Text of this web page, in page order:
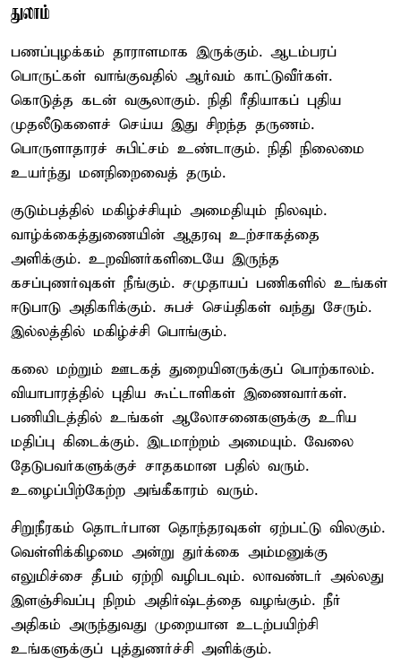
துலாம்
பணப்புழக்கம் தாராளமாக இருக்கும். ஆடம்பரப்
பொருட்கள் வாங்குவதில் ஆர்வம் காட்டுவீர்கள்.
கொடுத்த கடன் வசூலாகும். நிதி ரீதியாகப் புதிய
முதலீடுகளைச் செய்ய இது சிறந்த தருணம்.
பொருளாதாரச் சுபிட்சம் உண்டாகும். நிதி நிலைமை
உயர்ந்து மனநிறைவைத் தரும்.
குடும்பத்தில் மகிழ்ச்சியும் அமைதியும் நிலவும்.
வாழ்க்கைத்துணையின் ஆதரவு உற்சாகத்தை
அளிக்கும். உறவினர்களிடையே இருந்த
கசப்புணர்வுகள் நீங்கும். சமுதாயப் பணிகளில் உங்கள்
ஈடுபாடு அதிகரிக்கும். சுபச் செய்திகள் வந்து சேரும்.
இல்லத்தில் மகிழ்ச்சி பொங்கும்.
கலை மற்றும் ஊடகத் துறையினருக்குப் பொற்காலம்.
வியாபாரத்தில் புதிய கூட்டாளிகள் இணைவார்கள்.
பணியிடத்தில் உங்கள் ஆலோசனைகளுக்கு உரிய
மதிப்பு கிடைக்கும். இடமாற்றம் அமையும். வேலை
தேடுபவர்களுக்குச் சாதகமான பதில் வரும்.
உழைப்பிற்கேற்ற அங்கீகாரம் வரும்.
சிறுநீரகம் தொடர்பான தொந்தரவுகள் ஏற்பட்டு விலகும்.
வெள்ளிக்கிழமை அன்று துர்க்கை அம்மனுக்கு
எலுமிச்சை தீபம் ஏற்றி வழிபடவும். லாவண்டர் அல்லது
இளஞ்சிவப்பு நிறம் அதிர்ஷ்டத்தை வழங்கும். நீர்
அதிகம் அருந்துவது முறையான உடற்பயிற்சி
உங்களுக்குப் புத்துணர்ச்சி அளிக்கும்.